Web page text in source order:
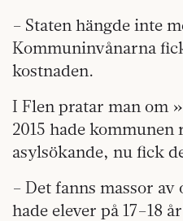
– Staten hängde inte
Kommuninvånarna
kostnaden.
I Flen pratar man om
2015 hade kommunen
asylsökande, nu fick
– Det fanns massor
hade elever på 17–18